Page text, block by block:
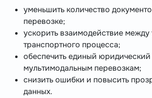
уменьшить количество
перевозке;
ускорить взаимодействие между
транспортного процесса;
обеспечить единый юридический
мультимодальным перевозкам;
снизить ошибки и повысить
данных.